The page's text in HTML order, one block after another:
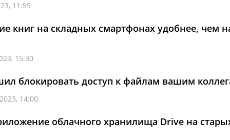
11:59
книг на складных смартфонах удобнее, чем
15:30
блокировать доступ к файлам вашим
14:00
облачного хранилища Drive на